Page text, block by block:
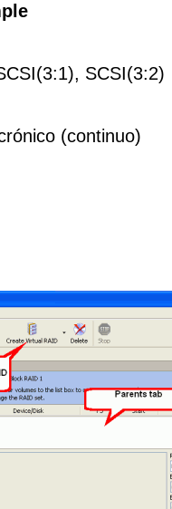
SCSI(3:2)
(continuo)